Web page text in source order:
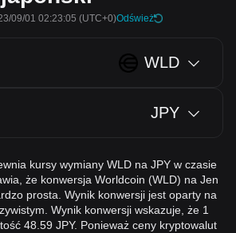
09/01 02:23:05 (UTC+0)Odśwież
WLD
JPY
kursy wymiany WLD na JPY w czasie
że konwersja Worldcoin (WLD) na Jen
prosta. Wynik konwersji jest oparty na
Wynik konwersji wskazuje, że 1
48.59 JPY. Ponieważ ceny kryptowalut